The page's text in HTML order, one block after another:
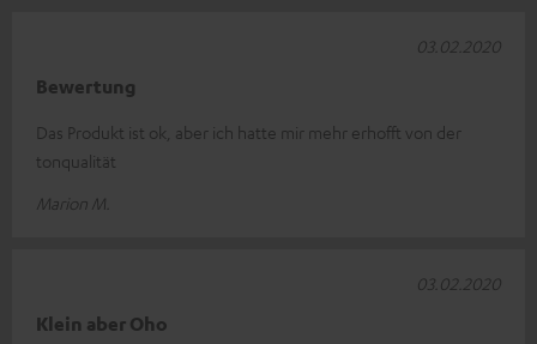
Bewertung
Das Produkt ist ok, aber ich hatte mir mehr erhofft von der
tonqualität
Marion M.
03.02.2020
Klein aber Oho
03.02.2020